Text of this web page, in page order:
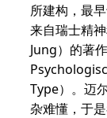
所建构，最
来自瑞士精
Jung）的著
Type）。迈
杂难懂，于